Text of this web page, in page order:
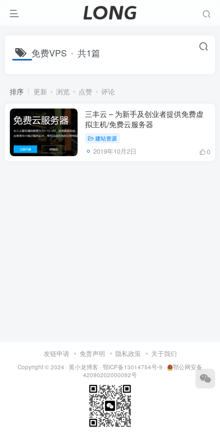
免费VPS 共1篇
排序 更新 浏览 点赞 评论
三丰云 – 为新手及创业者提供免费虚
拟主机/免费云服务器
建站资源
2019年10月2日 0
友链申请 免责声明 隐私政策 关于我们
Copyright © 2024 ·黄小龙博客 ·鄂ICP备13014754号-9 ·
鄂公网安备
42090202000092号